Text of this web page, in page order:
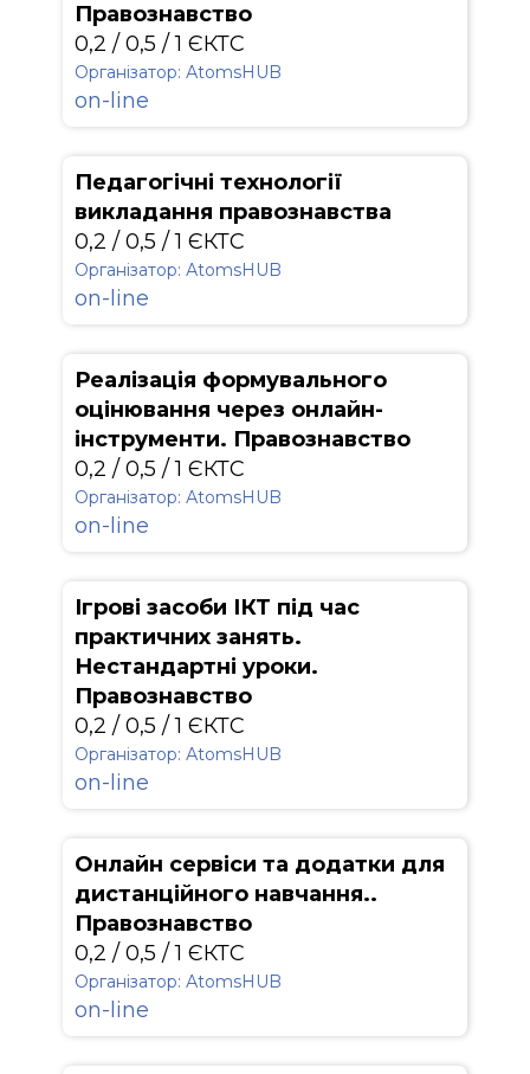
Правознавство
0,2 / 0,5 / 1 ЄКТС
Організатор: АtomsHUB
on-line
Педагогічні технології
викладання правознавства
0,2 / 0,5 / 1 ЄКТС
Організатор: АtomsHUB
on-line
Реалізація формувального
оцінювання через онлайн-
інструменти. Правознавство
0,2 / 0,5 / 1 ЄКТС
Організатор: АtomsHUB
on-line
Ігрові засоби ІКТ під час
практичних занять.
Нестандартні уроки.
Правознавство
0,2 / 0,5 / 1 ЄКТС
Організатор: АtomsHUB
on-line
Онлайн сервіси та додатки для
дистанційного навчання..
Правознавство
0,2 / 0,5 / 1 ЄКТС
Організатор: АtomsHUB
on-line